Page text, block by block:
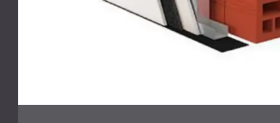
wie Wände, Decke und Boden, ohne den
unnötig zu beeinträchtigen. Das System
eine hohe Schalldämmung bieten und